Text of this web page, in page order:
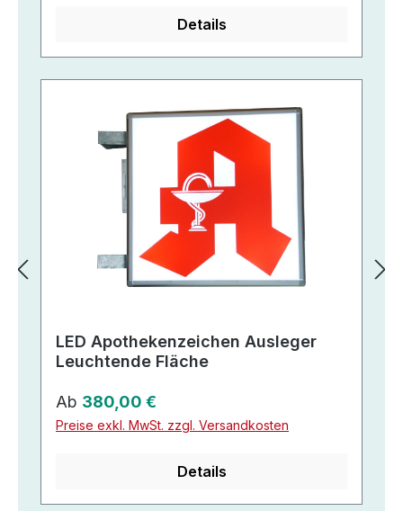
Details
LED Apothekenzeichen Ausleger
Leuchtende Fläche
Regulärer Preis:
Ab 380,00 €
Preise exkl. MwSt. zzgl. Versandkosten
Details